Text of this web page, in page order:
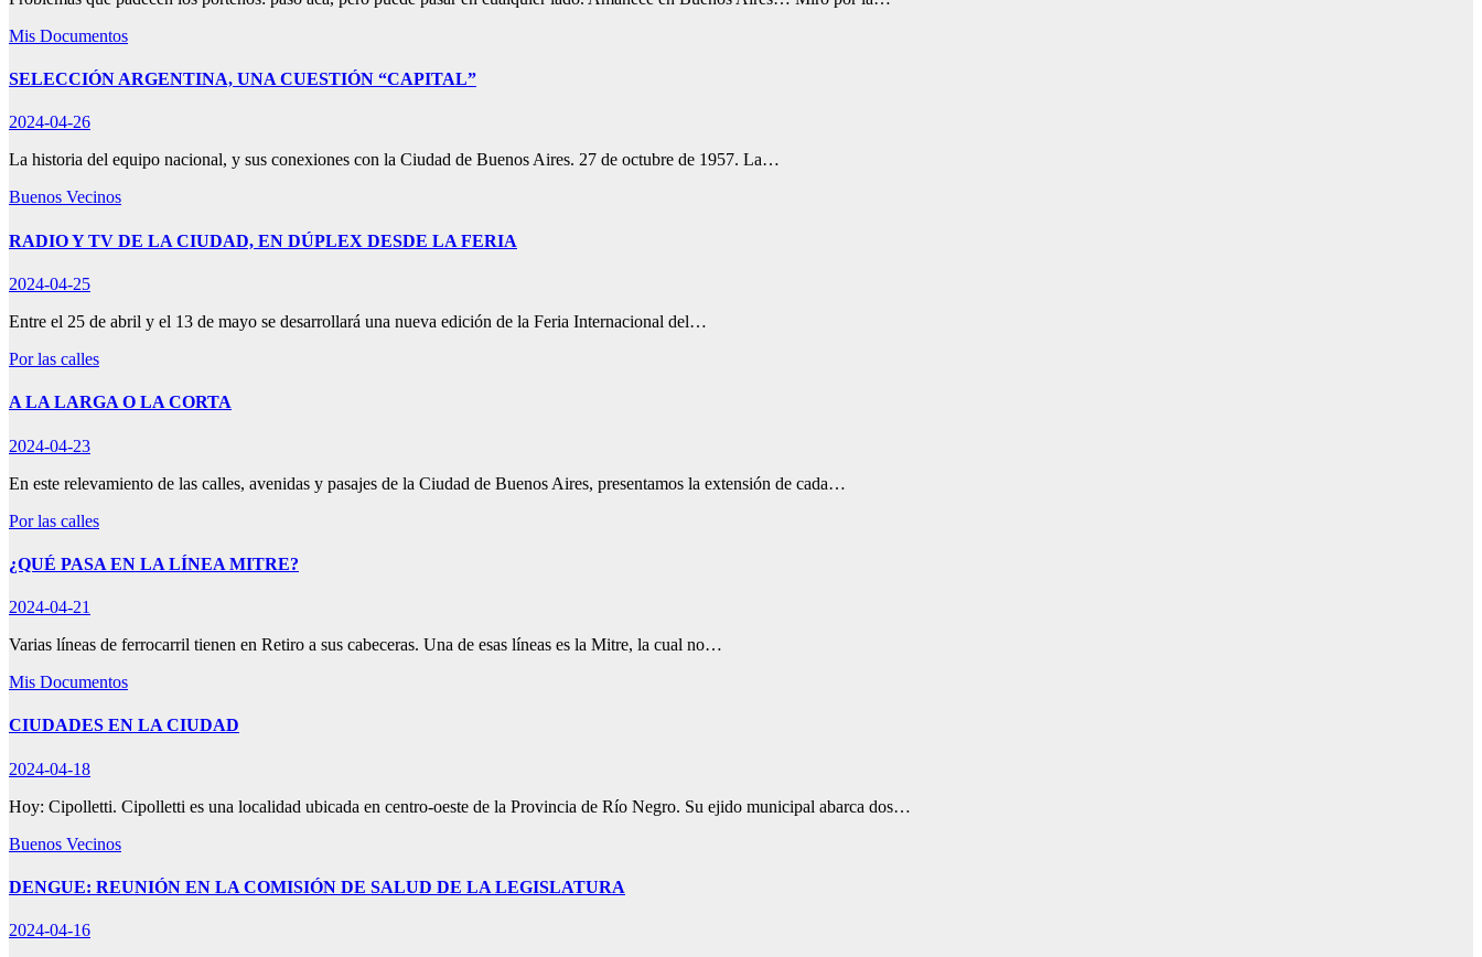
Mis Documentos
SELECCIÓN ARGENTINA, UNA CUESTIÓN “CAPITAL”
2024-04-26
La historia del equipo nacional, y sus conexiones con la Ciudad de Buenos Aires. 27 de octubre de 1957. La…
Buenos Vecinos
RADIO Y TV DE LA CIUDAD, EN DÚPLEX DESDE LA FERIA
2024-04-25
Entre el 25 de abril y el 13 de mayo se desarrollará una nueva edición de la Feria Internacional del…
Por las calles
A LA LARGA O LA CORTA
2024-04-23
En este relevamiento de las calles, avenidas y pasajes de la Ciudad de Buenos Aires, presentamos la extensión de cada…
Por las calles
¿QUÉ PASA EN LA LÍNEA MITRE?
2024-04-21
Varias líneas de ferrocarril tienen en Retiro a sus cabeceras. Una de esas líneas es la Mitre, la cual no…
Mis Documentos
CIUDADES EN LA CIUDAD
2024-04-18
Hoy: Cipolletti. Cipolletti es una localidad ubicada en centro-oeste de la Provincia de Río Negro. Su ejido municipal abarca dos…
Buenos Vecinos
DENGUE: REUNIÓN EN LA COMISIÓN DE SALUD DE LA LEGISLATURA
2024-04-16